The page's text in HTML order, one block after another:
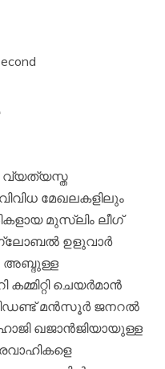
വ്യത്യസ്ത
മേഖലകളിലും
മുസ്ലിം ലീഗ്
ഉളുവാർ
അബ്ദുള്ള
ചെയർമാൻ
മൻസൂർ ജനറൽ
ഹാജി ഖജാൻജിയായുള്ള